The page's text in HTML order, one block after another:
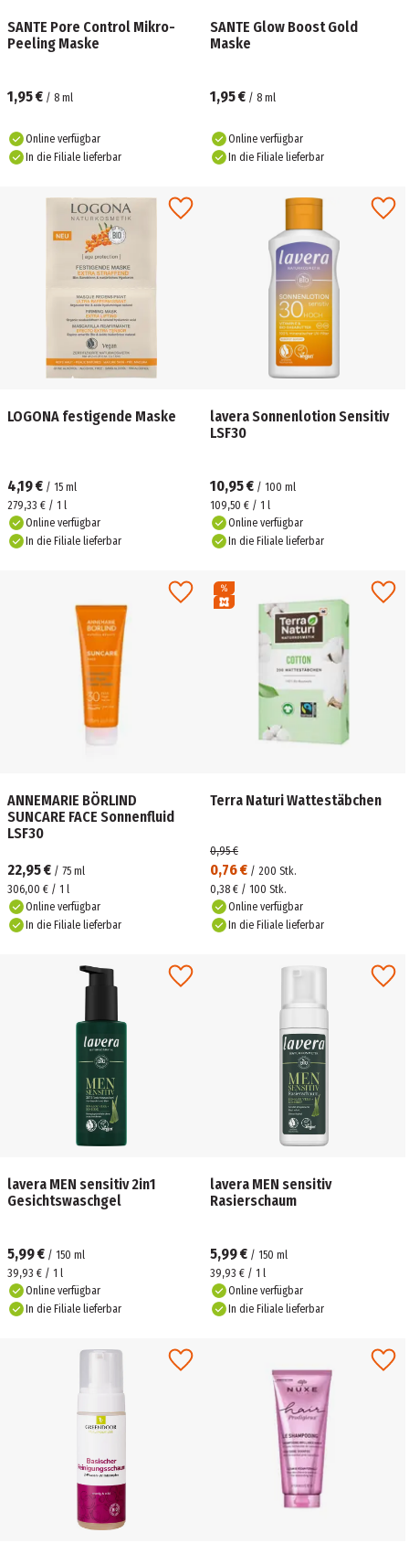
SANTE Pore Control Mikro-
Peeling Maske
1,95 € / 8 ml
Online verfügbar
In die Filiale lieferbar
SANTE Glow Boost Gold
Maske
1,95 € / 8 ml
Online verfügbar
In die Filiale lieferbar
LOGONA festigende Maske
4,19 € / 15 ml
279,33 € / 1 l
Online verfügbar
In die Filiale lieferbar
lavera Sonnenlotion Sensitiv
LSF30
10,95 € / 100 ml
109,50 € / 1 l
Online verfügbar
In die Filiale lieferbar
ANNEMARIE BÖRLIND
SUNCARE FACE Sonnenfluid
LSF30
22,95 € / 75 ml
306,00 € / 1 l
Online verfügbar
In die Filiale lieferbar
Terra Naturi Wattestäbchen
0,76 € / 200 Stk.
0,95 €
0,38 € / 100 Stk.
Online verfügbar
In die Filiale lieferbar
lavera MEN sensitiv 2in1
Gesichtswaschgel
5,99 € / 150 ml
39,93 € / 1 l
Online verfügbar
In die Filiale lieferbar
lavera MEN sensitiv
Rasierschaum
5,99 € / 150 ml
39,93 € / 1 l
Online verfügbar
In die Filiale lieferbar